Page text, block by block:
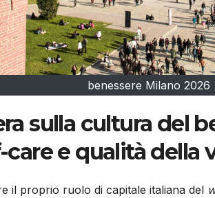
benessere Milano 2026
sulla cultura del
e qualità della
il proprio ruolo di capitale italiana del